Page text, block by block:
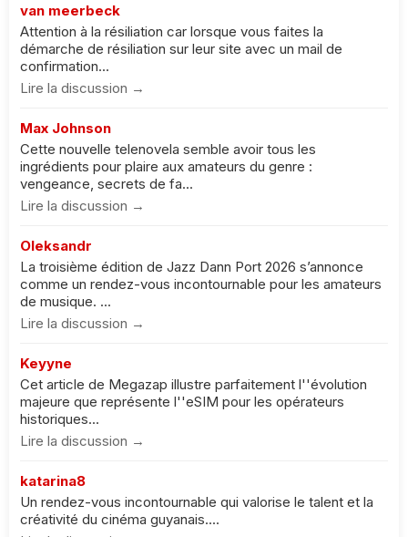
van meerbeck
Attention à la résiliation car lorsque vous faites la
démarche de résiliation sur leur site avec un mail de
confirmation...
Lire la discussion →
Max Johnson
Cette nouvelle telenovela semble avoir tous les
ingrédients pour plaire aux amateurs du genre :
vengeance, secrets de fa...
Lire la discussion →
Oleksandr
La troisième édition de Jazz Dann Port 2026 s’annonce
comme un rendez-vous incontournable pour les amateurs
de musique. ...
Lire la discussion →
Keyyne
Cet article de Megazap illustre parfaitement l''évolution
majeure que représente l''eSIM pour les opérateurs
historiques...
Lire la discussion →
katarina8
Un rendez-vous incontournable qui valorise le talent et la
créativité du cinéma guyanais....